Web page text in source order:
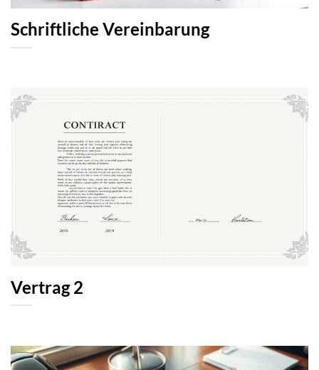
Schriftliche Vereinbarung
Vertrag 2